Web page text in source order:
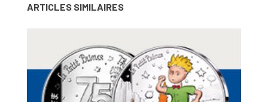
ARTICLES SIMILAIRES